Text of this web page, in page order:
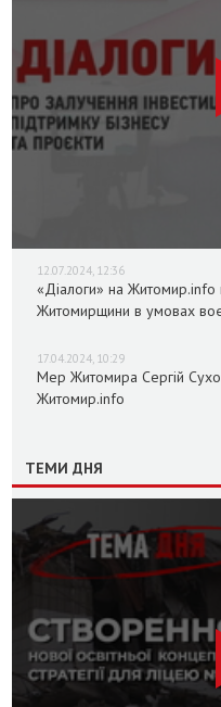
12.07.2024, 12:36
«Діалоги» на Житомир.info
Житомирщини в умовах
17.04.2024, 10:29
Мер Житомира Сергій
Житомир.info
ТЕМИ ДНЯ